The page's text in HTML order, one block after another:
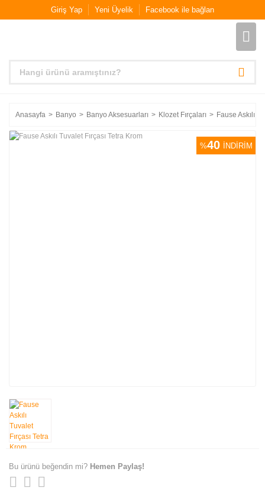
Giriş Yap Yeni Üyelik Facebook ile bağlan
Anasayfa Banyo Banyo Aksesuarları Klozet Fırçaları Fause Askılı
%40 İNDİRİM
Bu ürünü beğendin mi? Hemen Paylaş!